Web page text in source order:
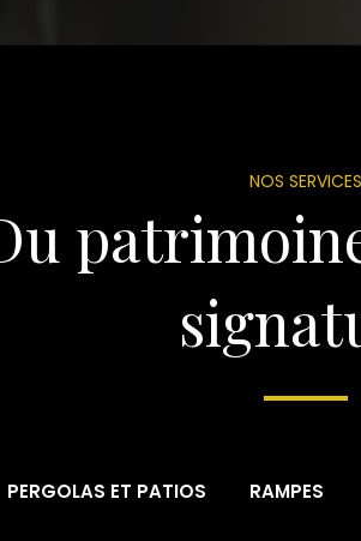
NOS SERVICES
PERGOLAS ET PATIOS RAMPES